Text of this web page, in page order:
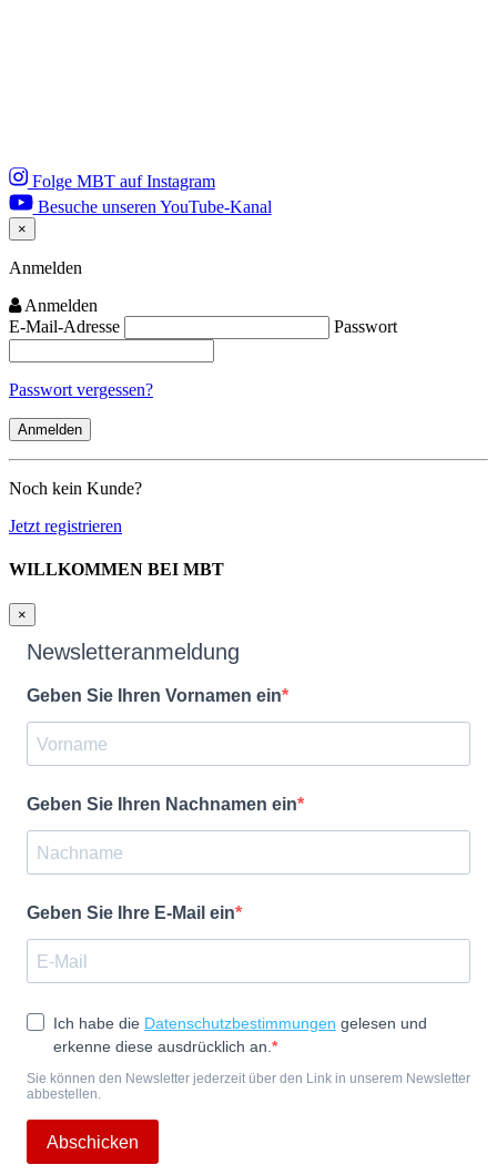
Folge MBT auf Instagram
Besuche unseren YouTube-Kanal
×
Close
Anmelden
Anmelden
E-Mail-Adresse
Passwort
Passwort vergessen?
Noch kein Kunde?
Jetzt registrieren
WILLKOMMEN BEI MBT
×
Newsletteranmeldung
Geben Sie Ihren Vornamen ein
Geben Sie Ihren Nachnamen ein
Geben Sie Ihre E-Mail ein
Ich habe die Datenschutzbestimmungen gelesen und
erkenne diese ausdrücklich an.
Sie können den Newsletter jederzeit über den Link in unserem Newsletter
abbestellen.
Abschicken